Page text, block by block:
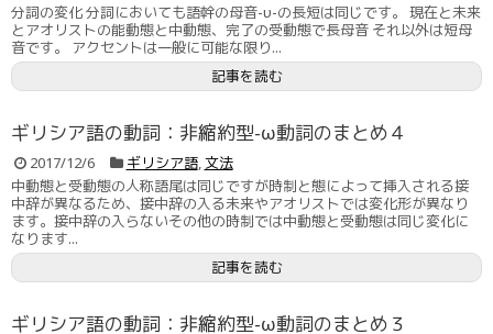
分詞の変化 分詞においても語幹の母音-υ-の長短は同じです。 現在と未来
とアオリストの能動態と中動態、完了の受動態で長母音 それ以外は短母
音です。 アクセントは一般に可能な限り...
記事を読む
ギリシア語の動詞：非縮約型-ω動詞のまとめ４
2017/12/6 ギリシア語,文法
中動態と受動態の人称語尾は同じですが時制と態によって挿入される接
中辞が異なるため、接中辞の入る未来やアオリストでは変化形が異なり
ます。接中辞の入らないその他の時制では中動態と受動態は同じ変化に
なります...
記事を読む
ギリシア語の動詞：非縮約型-ω動詞のまとめ３